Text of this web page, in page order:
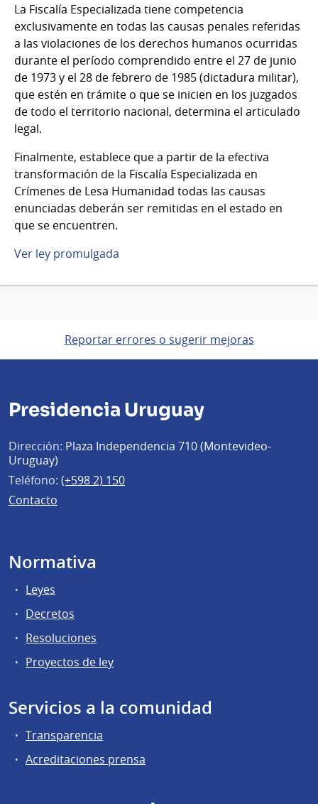
La Fiscalía Especializada tiene competencia
exclusivamente en todas las causas penales referidas
a las violaciones de los derechos humanos ocurridas
durante el período comprendido entre el 27 de junio
de 1973 y el 28 de febrero de 1985 (dictadura militar),
que estén en trámite o que se inicien en los juzgados
de todo el territorio nacional, determina el articulado
legal.
Finalmente, establece que a partir de la efectiva
transformación de la Fiscalía Especializada en
Crímenes de Lesa Humanidad todas las causas
enunciadas deberán ser remitidas en el estado en
que se encuentren.
​Ver ley promulgada
Reportar errores o sugerir mejoras
Presidencia Uruguay
Dirección: Plaza Independencia 710 (Montevideo-
Uruguay)
Teléfono: (+598 2) 150
Contacto
Normativa
Leyes
Decretos
Resoluciones
Proyectos de ley
Servicios a la comunidad
Transparencia
Acreditaciones prensa